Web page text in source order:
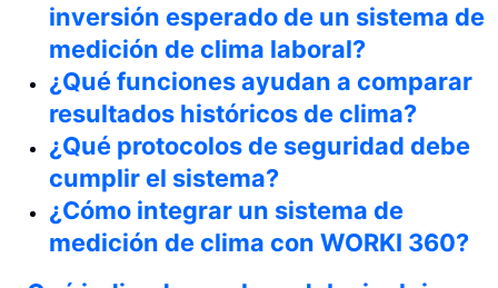
inversión esperado de un sistema de
medición de clima laboral?
¿Qué funciones ayudan a comparar
resultados históricos de clima?
¿Qué protocolos de seguridad debe
cumplir el sistema?
¿Cómo integrar un sistema de
medición de clima con WORKI 360?